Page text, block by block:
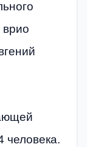
человека.